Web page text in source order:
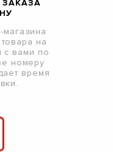
на
с вами по
номеру
время